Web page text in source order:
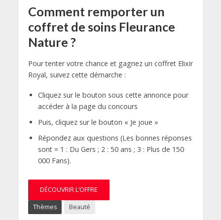
Comment remporter un
coffret de soins Fleurance
Nature ?
Pour tenter votre chance et gagnez un coffret Elixir
Royal, suivez cette démarche :
Cliquez sur le bouton sous cette annonce pour
accéder à la page du concours
Puis, cliquez sur le bouton « Je joue »
Répondez aux questions (Les bonnes réponses
sont = 1 : Du Gers ; 2 : 50 ans ; 3 : Plus de 150
000 Fans).
DÉCOUVRIR L’OFFRE
Thèmes Beauté